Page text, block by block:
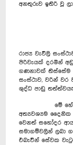
අනතුරුව ඉතිරි වූ
රාජ්‍ය වැවිලි
පිරිවැයක් දරමින්
ගණනාවක් තිස්සේම
සංස්ථාව, වරින්
ශුද්ධ පාඩු
මේ හේතු මත
අත්‍යවශ්‍යම දෛනික
වෙනත් සහෝදර
සමාගම්වලින් ලබා
එබැවින් සේවක